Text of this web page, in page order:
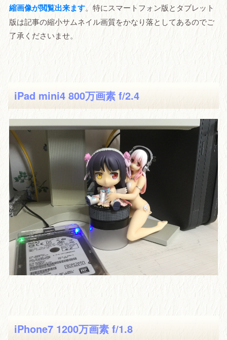
縮画像が閲覧出来ます。特にスマートフォン版とタブレット
版は記事の縮小サムネイル画質をかなり落としてあるのでご
了承くださいませ。
iPad mini4 800万画素 f/2.4
iPhone7 1200万画素 f/1.8